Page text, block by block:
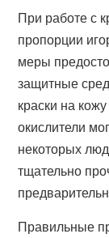
При работе с
пропорции
меры
защитные
краски на
окислители
некоторых
тщательно
Правильные